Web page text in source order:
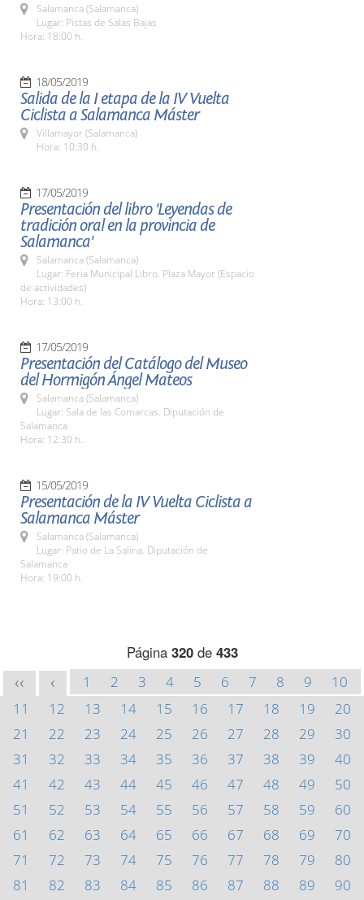
Salamanca (Salamanca)
Lugar: Pistas de Salas Bajas
Hora: 18:00 h.
18/05/2019
Salida de la I etapa de la IV Vuelta
Ciclista a Salamanca Máster
Villamayor (Salamanca)
Hora: 10:30 h.
17/05/2019
Presentación del libro 'Leyendas de
tradición oral en la provincia de
Salamanca'
Salamanca (Salamanca)
Lugar: Feria Municipal Libro. Plaza Mayor (Espacio
de actividades)
Hora: 13:00 h.
17/05/2019
Presentación del Catálogo del Museo
del Hormigón Ángel Mateos
Salamanca (Salamanca)
Lugar: Sala de las Comarcas. Diputación de
Salamanca
Hora: 12:30 h.
15/05/2019
Presentación de la IV Vuelta Ciclista a
Salamanca Máster
Salamanca (Salamanca)
Lugar: Patio de La Salina. Diputación de
Salamanca
Hora: 19:00 h.
Página 320de 433
<< < 1 2 3 4 5 6 7 8 9
10
11
12 13 14 15 16 17 18 19
20
21
22 23 24 25 26 27 28 29
30
31
32 33 34 35 36 37 38 39
40
41
42 43 44 45 46 47 48 49
50
51
52 53 54 55 56 57 58 59
60
61
62 63 64 65 66 67 68 69
70
71
72 73 74 75 76 77 78 79
80
81
82 83 84 85 86 87 88 89
90